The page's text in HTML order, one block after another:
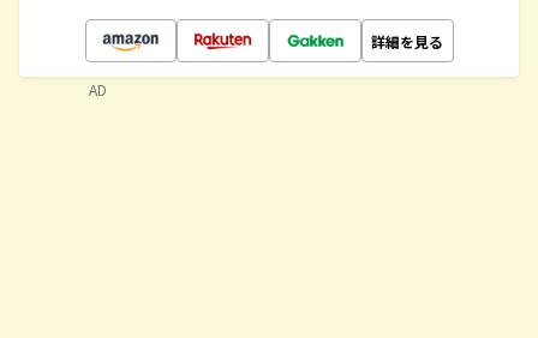
詳細を見る
AD